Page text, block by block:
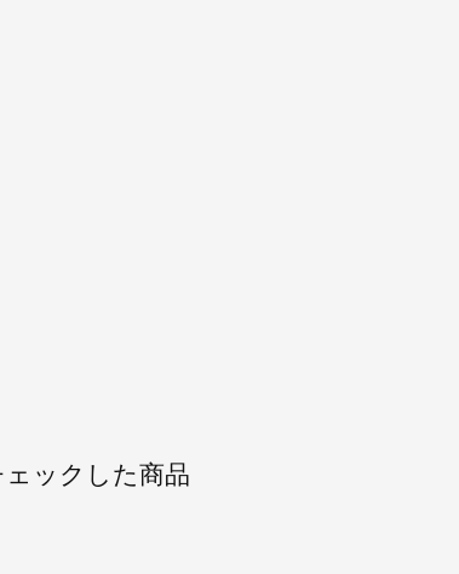
ェックした商品